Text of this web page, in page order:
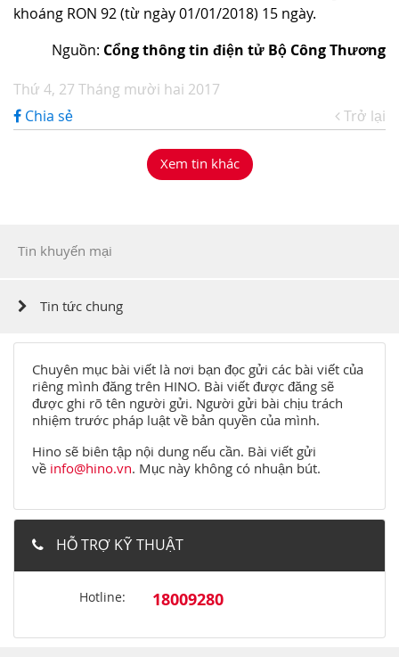
khoáng RON 92 (từ ngày 01/01/2018) 15 ngày.
Nguồn: Cổng thông tin điện tử Bộ Công Thương
Thứ 4, 27 Tháng mười hai 2017
Chia sẻ
Trở lại
Xem tin khác
Tin khuyến mại
Tin tức chung
Chuyên mục bài viết là nơi bạn đọc gửi các bài viết của
riêng mình đăng trên HINO. Bài viết được đăng sẽ
được ghi rõ tên người gửi. Người gửi bài chịu trách
nhiệm trước pháp luật về bản quyền của mình.
Hino sẽ biên tập nội dung nếu cần. Bài viết gửi
về info@hino.vn. Mục này không có nhuận bút.
HỖ TRỢ KỸ THUẬT
Hotline: 18009280